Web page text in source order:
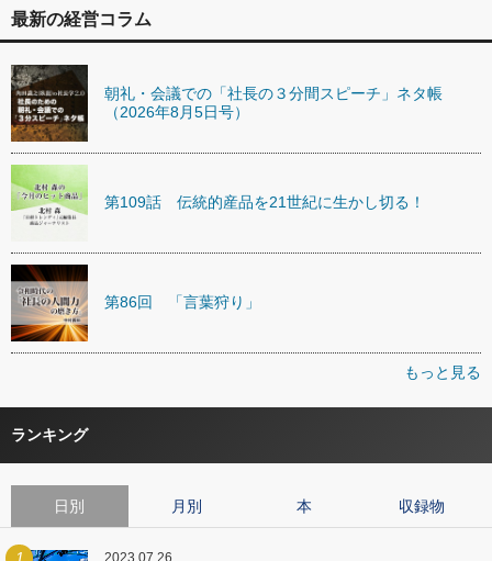
最新の経営コラム
朝礼・会議での「社長の３分間スピーチ」ネタ帳
（2026年8月5日号）
第109話 伝統的産品を21世紀に生かし切る！
第86回 「言葉狩り」
もっと見る
ランキング
日別 月別 本 収録物
2023.07.26